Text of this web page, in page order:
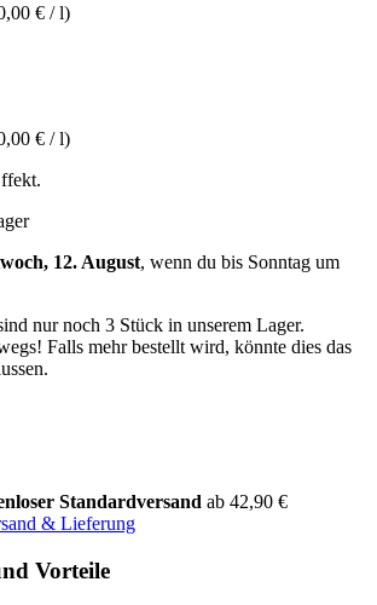
€ / l)
€ / l)
12. August, wenn du bis Sonntag um
nur noch 3 Stück in unserem Lager.
Falls mehr bestellt wird, könnte dies das
Standardversand ab 42,90 €
& Lieferung
Vorteile